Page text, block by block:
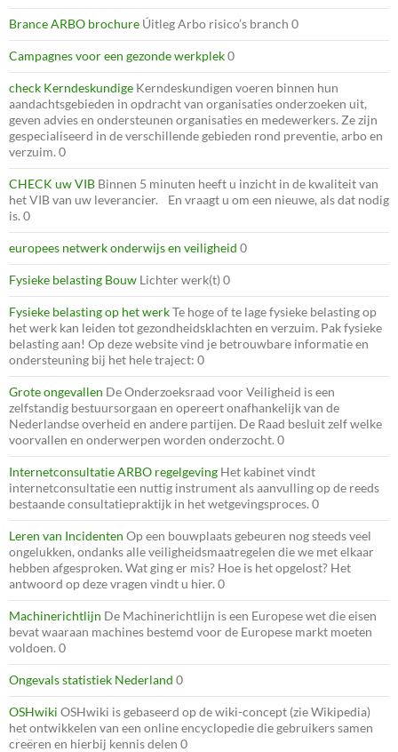
Brance ARBO brochure Úitleg Arbo risico’s branch 0
Campagnes voor een gezonde werkplek0
check Kerndeskundige Kerndeskundigen voeren binnen hun
aandachtsgebieden in opdracht van organisaties onderzoeken uit,
geven advies en ondersteunen organisaties en medewerkers. Ze zijn
gespecialiseerd in de verschillende gebieden rond preventie, arbo en
verzuim. 0
CHECK uw VIB Binnen 5 minuten heeft u inzicht in de kwaliteit van
het VIB van uw leverancier. En vraagt u om een nieuwe, als dat nodig
is. 0
europees netwerk onderwijs en veiligheid 0
Fysieke belasting Bouw Lichter werk(t) 0
Fysieke belasting op het werkTe hoge of te lage fysieke belasting op
het werk kan leiden tot gezondheidsklachten en verzuim. Pak fysieke
belasting aan! Op deze website vind je betrouwbare informatie en
ondersteuning bij het hele traject: 0
Grote ongevallen De Onderzoeksraad voor Veiligheid is een
zelfstandig bestuursorgaan en opereert onafhankelijk van de
Nederlandse overheid en andere partijen. De Raad besluit zelf welke
voorvallen en onderwerpen worden onderzocht. 0
Internetconsultatie ARBO regelgeving Het kabinet vindt
internetconsultatie een nuttig instrument als aanvulling op de reeds
bestaande consultatiepraktijk in het wetgevingsproces. 0
Leren van Incidenten Op een bouwplaats gebeuren nog steeds veel
ongelukken, ondanks alle veiligheidsmaatregelen die we met elkaar
hebben afgesproken. Wat ging er mis? Hoe is het opgelost? Het
antwoord op deze vragen vindt u hier. 0
Machinerichtlijn De Machinerichtlijn is een Europese wet die eisen
bevat waaraan machines bestemd voor de Europese markt moeten
voldoen. 0
Ongevals statistiek Nederland 0
OSHwiki OSHwiki is gebaseerd op de wiki-concept (zie Wikipedia)
het ontwikkelen van een online encyclopedie die gebruikers samen
creëren en hierbij kennis delen 0